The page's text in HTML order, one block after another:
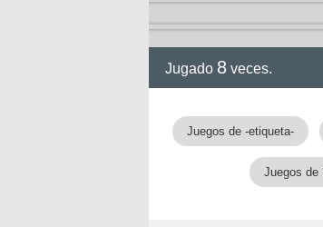
Jugado 8 veces.
Juegos de -etiqueta-
Juegos de